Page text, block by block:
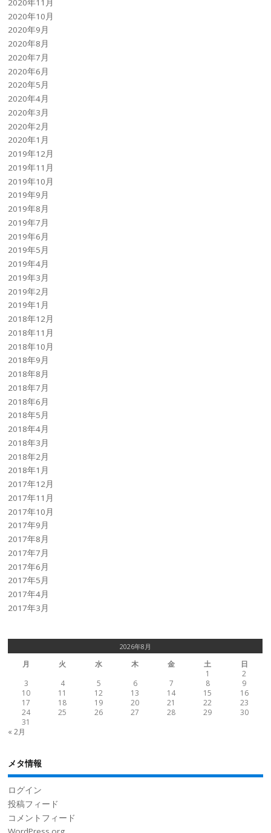
2020年11月
2020年10月
2020年9月
2020年8月
2020年7月
2020年6月
2020年5月
2020年4月
2020年3月
2020年2月
2020年1月
2019年12月
2019年11月
2019年10月
2019年9月
2019年8月
2019年7月
2019年6月
2019年5月
2019年4月
2019年3月
2019年2月
2019年1月
2018年12月
2018年11月
2018年10月
2018年9月
2018年8月
2018年7月
2018年6月
2018年5月
2018年4月
2018年3月
2018年2月
2018年1月
2017年12月
2017年11月
2017年10月
2017年9月
2017年8月
2017年7月
2017年6月
2017年5月
2017年4月
2017年3月
2026年8月
月 火 水 木 金 土
日
1
2
3
4 5 6 7 8
9
10
11 12 13 14 15
16
17
18 19 20 21 22
23
24
25 26 27 28 29
30
31
« 2月
メタ情報
ログイン
投稿フィード
コメントフィード